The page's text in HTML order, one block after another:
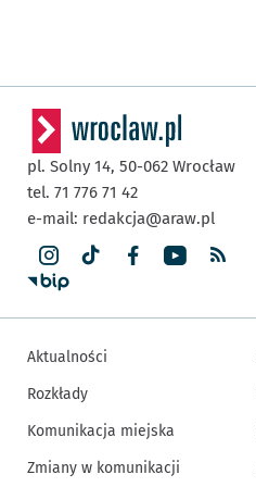
pl. Solny 14, 50-062 Wrocław
tel. 71 776 71 42
e-mail: redakcja@araw.pl
Aktualności
Rozkłady
Komunikacja miejska
Zmiany w komunikacji